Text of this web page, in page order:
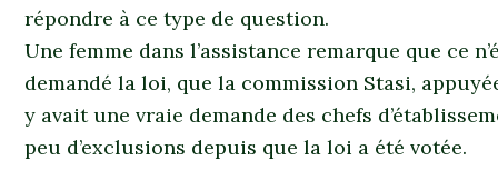
répondre à ce type de question.
Une femme dans l’assistance remarque que ce
demandé la loi, que la commission Stasi,
y avait une vraie demande des chefs
peu d’exclusions depuis que la loi a été votée.